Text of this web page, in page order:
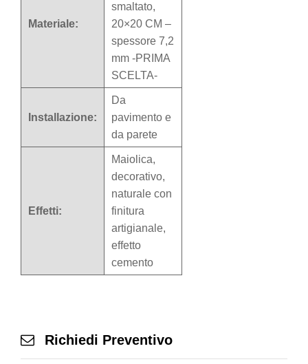
Materiale:
smaltato,
20×20 CM –
spessore 7,2
mm -PRIMA
SCELTA-
Installazione:
Da
pavimento e
da parete
Effetti:
Maiolica,
decorativo,
naturale con
finitura
artigianale,
effetto
cemento
Richiedi Preventivo